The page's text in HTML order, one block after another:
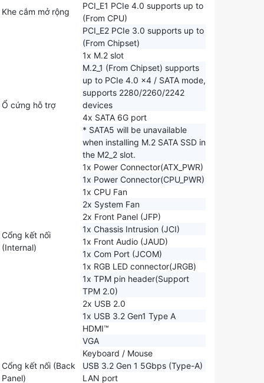
Khe cắm mở rộng
PCI_E1 PCIe 4.0 supports up to
(From CPU)
PCI_E2 PCIe 3.0 supports up to
(From Chipset)
Ổ cứng hỗ trợ
1x M.2 slot
M.2_1 (From Chipset) supports
up to PCIe 4.0 x4 / SATA mode,
supports 2280/2260/2242
devices
4x SATA 6G port
* SATA5 will be unavailable
when installing M.2 SATA SSD in
the M2_2 slot.
Cổng kết nối
(Internal)
1x Power Connector(ATX_PWR)
1x Power Connector(CPU_PWR)
1x CPU Fan
2x System Fan
2x Front Panel (JFP)
1x Chassis Intrusion (JCI)
1x Front Audio (JAUD)
1x Com Port (JCOM)
1x RGB LED connector(JRGB)
1x TPM pin header(Support
TPM 2.0)
2x USB 2.0
1x USB 3.2 Gen1 Type A
Cổng kết nối (Back
Panel)
HDMI™
VGA
Keyboard / Mouse
USB 3.2 Gen 1 5Gbps (Type-A)
LAN port